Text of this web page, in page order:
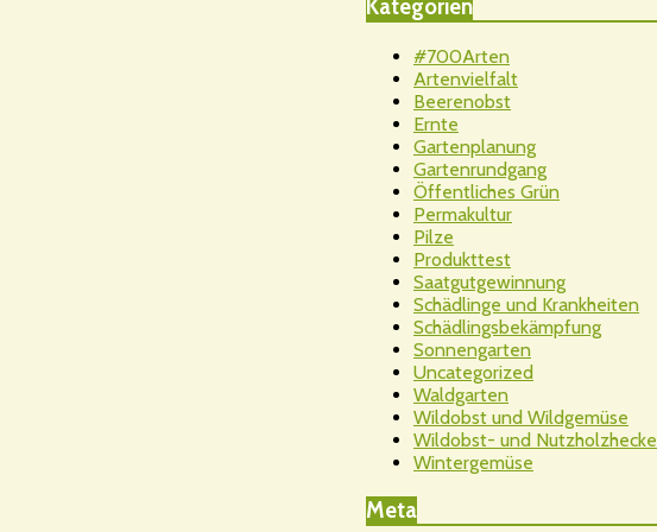
Kategorien
#700Arten
Artenvielfalt
Beerenobst
Ernte
Gartenplanung
Gartenrundgang
Öffentliches Grün
Permakultur
Pilze
Produkttest
Saatgutgewinnung
Schädlinge und Krankheiten
Schädlingsbekämpfung
Sonnengarten
Uncategorized
Waldgarten
Wildobst und Wildgemüse
Wildobst- und Nutzholzhecke
Wintergemüse
Meta